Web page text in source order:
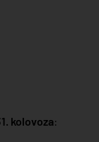
kolovoza: